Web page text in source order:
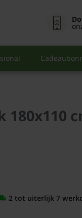
180x110
2 tot uiterlijk 7